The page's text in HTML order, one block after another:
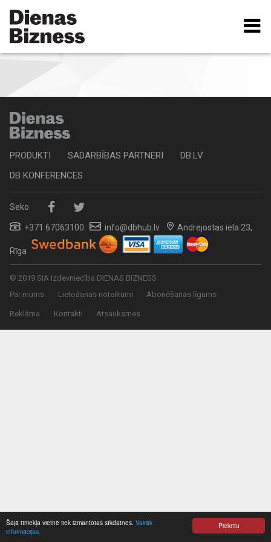
Piekrītu
Šajā tīmekļa vietnē tiek izmantotas sīkdatnes. Vairāk
informācijas.
Pārlekt
uz
galveno
saturu
PRODUKTI SADARBĪBAS PARTNERI
DB.LV
DB KONFERENCES
Seko
+371 67063100 info@dbhub.lv Andrejostas iela 23,
Rīga
© 2019 SIA Izdevniecība DIENAS BIZNESS
Par mums
Lietošanas noteikumi Abonēšanas līgums
Reklāma Kontakti Atsauksmes